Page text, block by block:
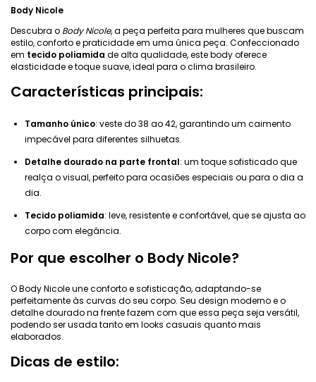
Body Nicole
Descubra o Body Nicole, a peça perfeita para mulheres que buscam
estilo, conforto e praticidade em uma única peça. Confeccionado
em tecido poliamida de alta qualidade, este body oferece
elasticidade e toque suave, ideal para o clima brasileiro.
Características principais:
Tamanho único: veste do 38 ao 42, garantindo um caimento
impecável para diferentes silhuetas.
Detalhe dourado na parte frontal: um toque sofisticado que
realça o visual, perfeito para ocasiões especiais ou para o dia a
dia.
Tecido poliamida: leve, resistente e confortável, que se ajusta ao
corpo com elegância.
Por que escolher o Body Nicole?
O Body Nicole une conforto e sofisticação, adaptando-se
perfeitamente às curvas do seu corpo. Seu design moderno e o
detalhe dourado na frente fazem com que essa peça seja versátil,
podendo ser usada tanto em looks casuais quanto mais
elaborados.
Dicas de estilo: